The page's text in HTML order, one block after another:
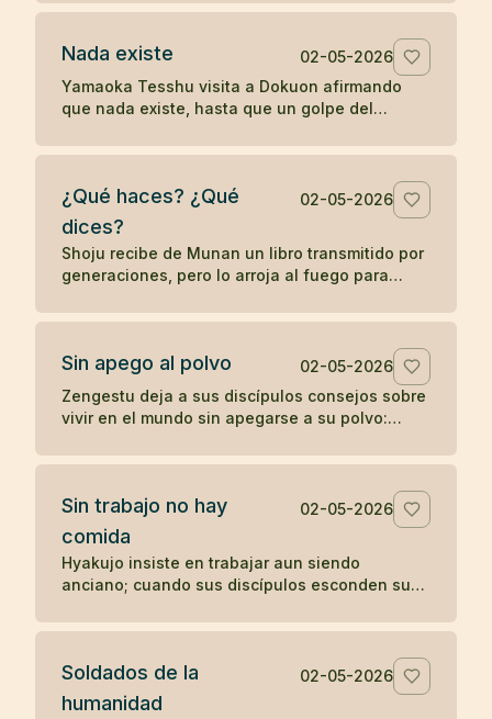
palabras sin despertar.
Nada existe
02-05-2026
Yamaoka Tesshu visita a Dokuon afirmando
que nada existe, hasta que un golpe del
con fuerza.
¿Qué haces? ¿Qué
dices?
02-05-2026
Shoju recibe de Munan un libro transmitido por
generaciones, pero lo arroja al fuego para
de un símbolo.
Sin apego al polvo
02-05-2026
Zengestu deja a sus discípulos consejos sobre
vivir en el mundo sin apegarse a su polvo:
Sin trabajo no hay
comida
02-05-2026
Hyakujo insiste en trabajar aun siendo
anciano; cuando sus discípulos esconden sus
comprenden su enseñanza.
Soldados de la
humanidad
02-05-2026